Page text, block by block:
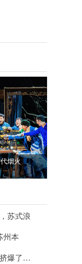
苏式浪
州本
挤爆了…